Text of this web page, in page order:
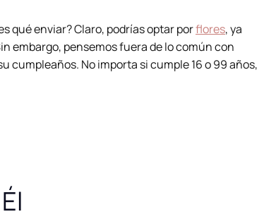
qué enviar? Claro, podrías optar porflores, ya
embargo, pensemos fuera de lo común con
cumpleaños. No importa si cumple 16 o 99 años,